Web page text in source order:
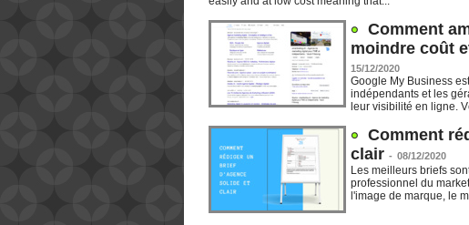
Comment
moindre coût
15/12/2020
Google My Business
indépendants et les
leur visibilité en ligne.
Comment
clair - 08/12/2020
Les meilleurs briefs
professionnel du
l'image de marque, le